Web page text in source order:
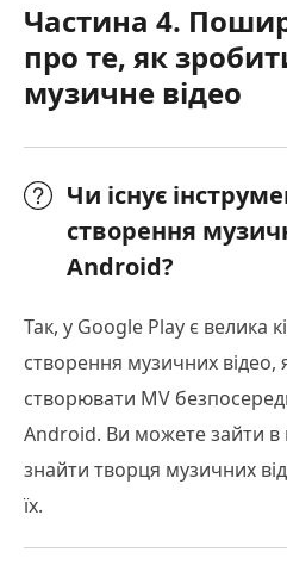
Частина 4.
про те, як
музичне відео
Чи існує
створення
Android?
Так, у Google Play є велика
створення музичних
створювати MV
Android. Ви можете зайти в
знайти творця музичних
їх.